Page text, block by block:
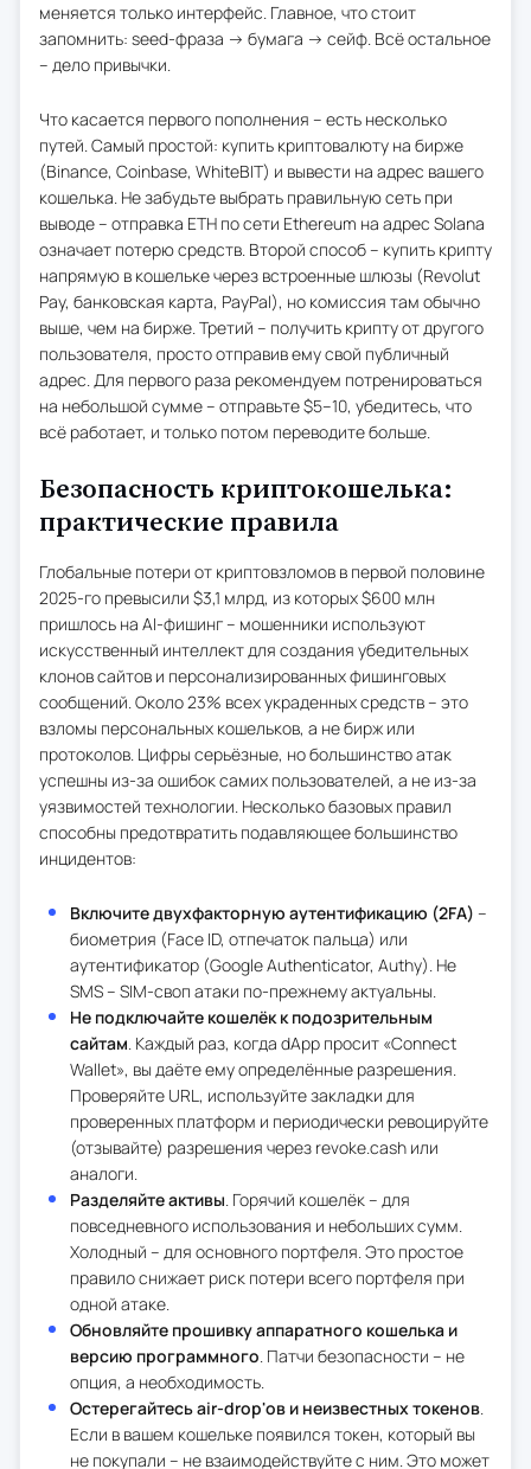
меняется только интерфейс. Главное, что стоит
запомнить: seed-фраза → бумага → сейф. Всё остальное
– дело привычки.
Что касается первого пополнения – есть несколько
путей. Самый простой: купить криптовалюту на бирже
(Binance, Coinbase, WhiteBIT) и вывести на адрес вашего
кошелька. Не забудьте выбрать правильную сеть при
выводе – отправка ETH по сети Ethereum на адрес Solana
означает потерю средств. Второй способ – купить крипту
напрямую в кошельке через встроенные шлюзы (Revolut
Pay, банковская карта, PayPal), но комиссия там обычно
выше, чем на бирже. Третий – получить крипту от другого
пользователя, просто отправив ему свой публичный
адрес. Для первого раза рекомендуем потренироваться
на небольшой сумме – отправьте $5–10, убедитесь, что
всё работает, и только потом переводите больше.
Безопасность криптокошелька:
практические правила
Глобальные потери от криптовзломов в первой половине
2025-го превысили $3,1 млрд, из которых $600 млн
пришлось на AI-фишинг – мошенники используют
искусственный интеллект для создания убедительных
клонов сайтов и персонализированных фишинговых
сообщений. Около 23% всех украденных средств – это
взломы персональных кошельков, а не бирж или
протоколов. Цифры серьёзные, но большинство атак
успешны из-за ошибок самих пользователей, а не из-за
уязвимостей технологии. Несколько базовых правил
способны предотвратить подавляющее большинство
инцидентов:
Включите двухфакторную аутентификацию (2FA) –
биометрия (Face ID, отпечаток пальца) или
аутентификатор (Google Authenticator, Authy). Не
SMS – SIM-своп атаки по-прежнему актуальны.
Не подключайте кошелёк к подозрительным
сайтам. Каждый раз, когда dApp просит «Connect
Wallet», вы даёте ему определённые разрешения.
Проверяйте URL, используйте закладки для
проверенных платформ и периодически ревоцируйте
(отзывайте) разрешения через revoke.cash или
аналоги.
Разделяйте активы. Горячий кошелёк – для
повседневного использования и небольших сумм.
Холодный – для основного портфеля. Это простое
правило снижает риск потери всего портфеля при
одной атаке.
Обновляйте прошивку аппаратного кошелька и
версию программного. Патчи безопасности – не
опция, а необходимость.
Остерегайтесь air-drop'ов и неизвестных токенов.
Если в вашем кошельке появился токен, который вы
не покупали – не взаимодействуйте с ним. Это может